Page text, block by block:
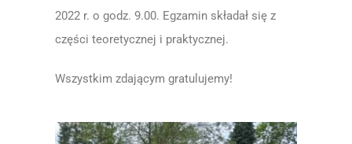
2022 r. o godz. 9.00. Egzamin składał się z
części teoretycznej i praktycznej.
Wszystkim zdającym gratulujemy!